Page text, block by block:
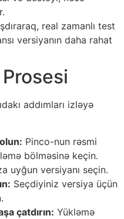
real zamanlı test
versiyanın daha rahat
addımları izləyə
Pinco-nun rəsmi
bölməsinə keçin.
uyğun versiyanı seçin.
Seçdiyiniz versiya üçün
çatdırın: Yükləmə